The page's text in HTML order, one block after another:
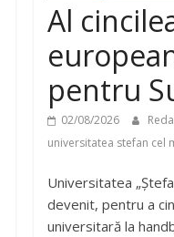
Al
pentru
02/08/2026
universitatea stefan cel
Universitatea
devenit, pentru a
universitară la